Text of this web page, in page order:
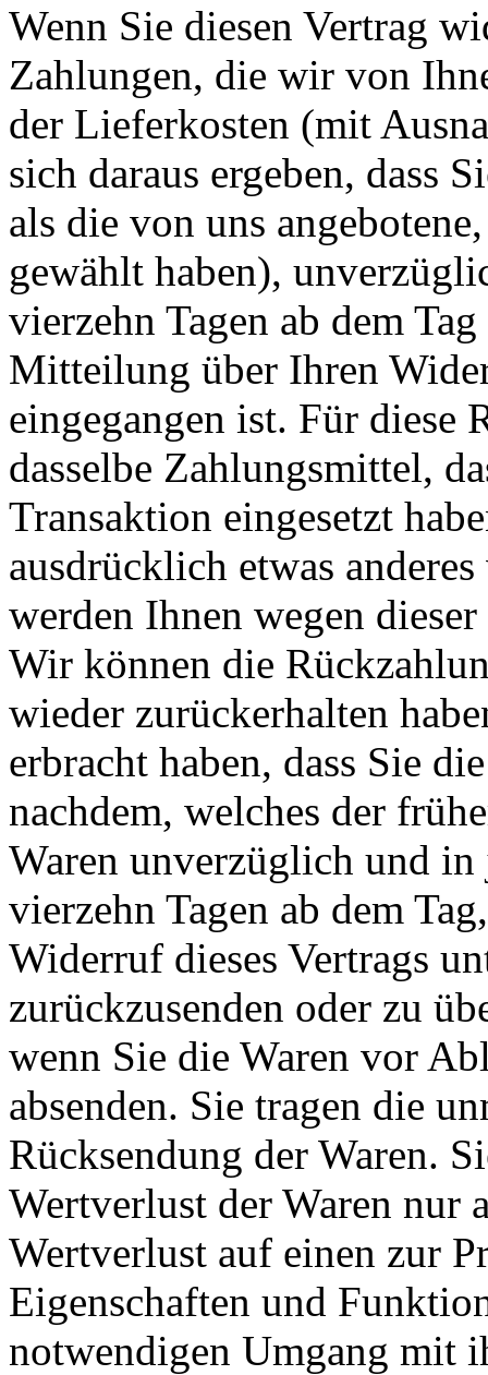
Wenn Sie diesen Vertrag
Zahlungen, die wir von
der Lieferkosten (mit
sich daraus ergeben, dass
als die von uns
gewählt haben),
vierzehn Tagen ab dem
Mitteilung über Ihren
eingegangen ist. Für diese
dasselbe Zahlungsmittel,
Transaktion eingesetzt
ausdrücklich etwas
werden Ihnen wegen
Wir können die
wieder zurückerhalten
erbracht haben, dass Sie
nachdem, welches der
Waren unverzüglich und in
vierzehn Tagen ab dem
Widerruf dieses Vertrags
zurückzusenden oder zu
wenn Sie die Waren vor
absenden. Sie tragen die
Rücksendung der Waren.
Wertverlust der Waren nur
Wertverlust auf einen zur
Eigenschaften und
notwendigen Umgang mit